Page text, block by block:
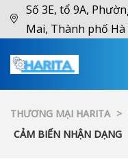
Số 3E, tổ 9A,
Mai, Thành phố
THƯƠNG MẠI HARITA >
CẢM BIẾN NHẬN DẠNG